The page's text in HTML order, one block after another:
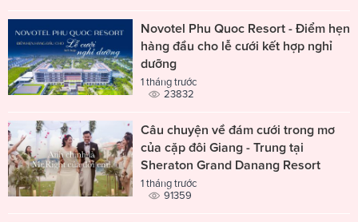
Novotel Phu Quoc Resort - Điểm hẹn
hàng đầu cho lễ cưới kết hợp nghỉ
dưỡng
1 tháng trước
23832
Câu chuyện về đám cưới trong mơ
của cặp đôi Giang - Trung tại
Sheraton Grand Danang Resort
1 tháng trước
91359